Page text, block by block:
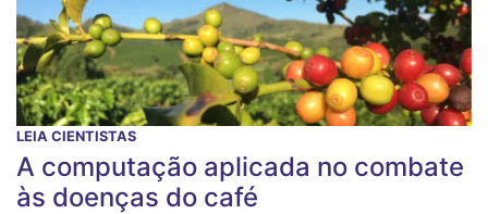
LEIA CIENTISTAS
A computação aplicada no combate
às doenças do café